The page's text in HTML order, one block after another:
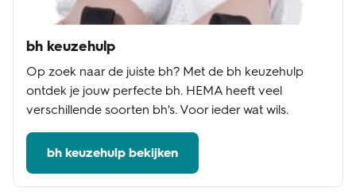
bh keuzehulp
Op zoek naar de juiste bh? Met de bh keuzehulp
ontdek je jouw perfecte bh. HEMA heeft veel
verschillende soorten bh's. Voor ieder wat wils.
bh keuzehulp bekijken